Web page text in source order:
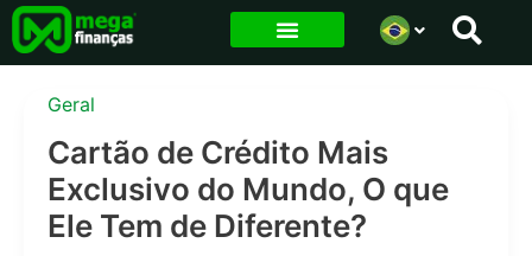
para
conteúdo
Geral
Cartão de Crédito Mais
Exclusivo do Mundo, O que
Ele Tem de Diferente?